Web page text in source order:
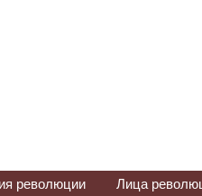
революции Лица